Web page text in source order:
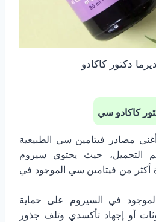
دكتور كاكادو
كاكادو سي
مصادر فيتامين سي الطبيعية
التجميل، حيث يحتوي سيروم
على 55 مرة أكثر من فيتامين سي الموجود في
في السيروم على حماية
أو إجهاد تأكسدي وتلف جذور